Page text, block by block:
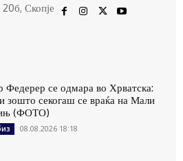
Скопје
Федерер се одмара во Хрватска:
зошто секогаш се враќа на Мали
(ФОТО)
08.08.2026 18:18